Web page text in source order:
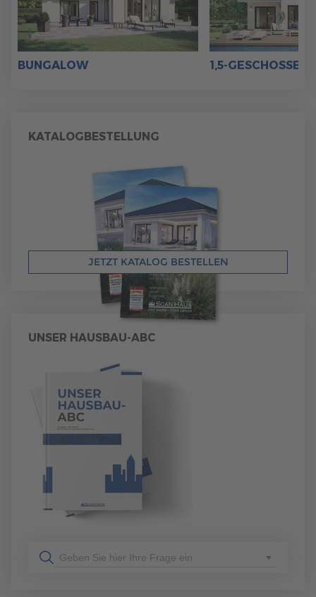
BUNGALOW 1,5-GESCHOSSER
KATALOGBESTELLUNG
JETZT KATALOG BESTELLEN
UNSER HAUSBAU-ABC
Geben Sie hier Ihre Frage ein